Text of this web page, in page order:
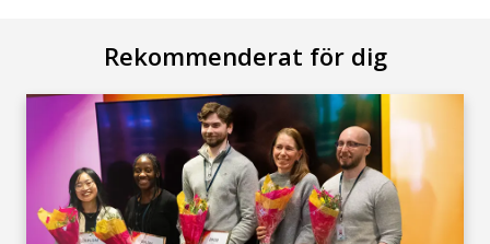
Rekommenderat för dig